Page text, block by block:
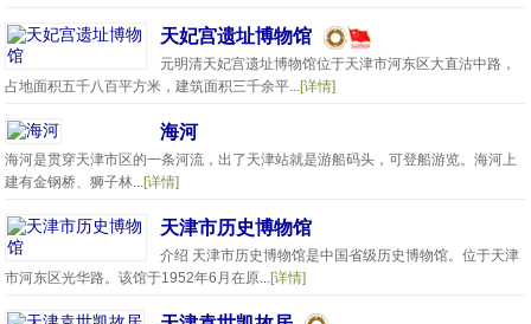
天妃宫遗址博物馆
元明清天妃宫遗址博物馆位于天津市河东区大直沽中路，
占地面积五千八百平方米，建筑面积三千余平...[详情]
海河
海河是贯穿天津市区的一条河流，出了天津站就是游船码头，可登船游览。海河上
建有金钢桥、狮子林...[详情]
天津市历史博物馆
介绍 天津市历史博物馆是中国省级历史博物馆。位于天津
市河东区光华路。该馆于1952年6月在原...[详情]